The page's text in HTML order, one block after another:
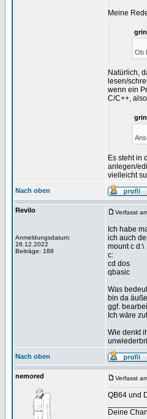
Meine
Ob
Natürlich,
lesen/
wenn ein
C/C++,
Es steht in
anlegen/
vielleicht
Nach oben
Revilo
Anmeldungsdatum:
26.12.2022
Beiträge: 188
Verfasst
Ich habe
ich auch
mount c d:\
c:
cd dos
qbasic
Was
bin da
ggf.
Ich wäre
Wie denkt
Nach oben
nemored Verfasst
QB64 und
Deine